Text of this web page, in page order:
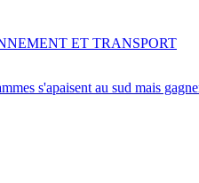
s'apaisent au sud mais
ET TRANSPORT